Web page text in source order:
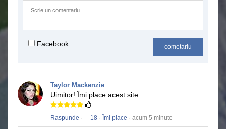
Facebook cometariu
Taylor Mackenzie
Uimitor! Îmi place acest site
Raspunde · 18 · Îmi place · acum 5 minute